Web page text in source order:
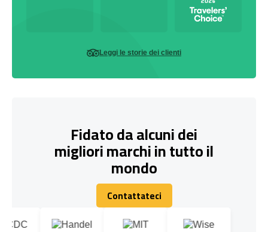
Leggi le storie dei clienti
Fidato da alcuni dei
migliori marchi in tutto il
mondo
Contattateci
Contattateci